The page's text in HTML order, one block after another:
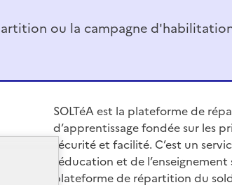
ou la campagne
SOLTéA est la plateforme de
d’apprentissage fondée sur les
sécurité et facilité. C’est un
l’éducation et de
plateforme de répartition du